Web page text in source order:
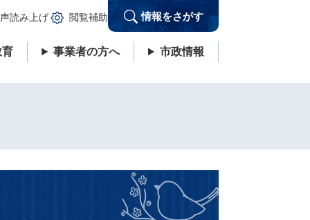
読み上げ 閲覧補助 情報をさがす
育 事業者の方へ 市政情報